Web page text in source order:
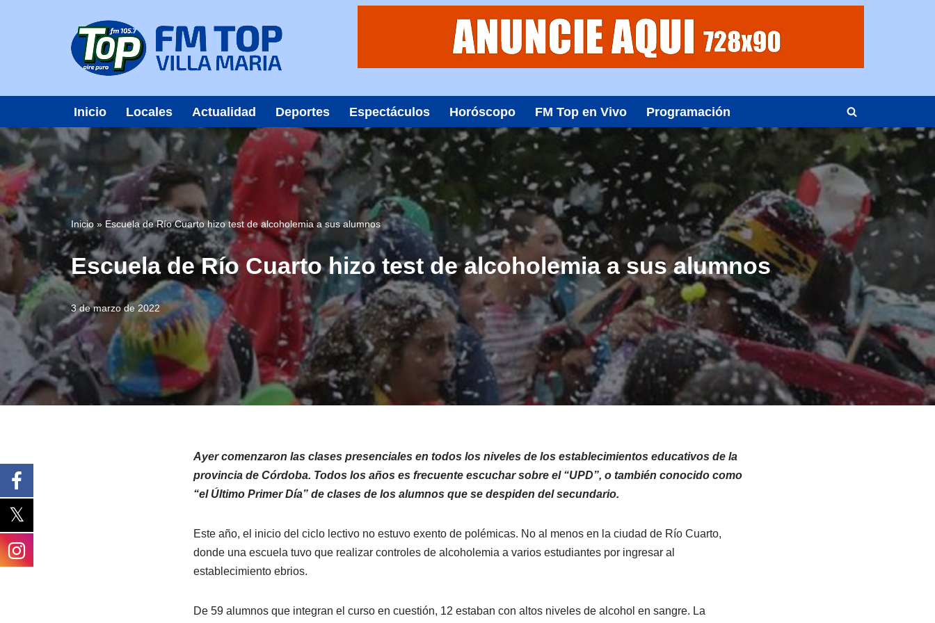
Inicio Locales Actualidad Deportes Espectáculos Horóscopo FM Top en Vivo Programación
Inicio » Escuela de Río Cuarto hizo test de alcoholemia a sus alumnos
Escuela de Río Cuarto hizo test de alcoholemia a sus alumnos
3 de marzo de 2022
Ayer comenzaron las clases presenciales en todos los niveles de los establecimientos educativos de la
provincia de Córdoba. Todos los años es frecuente escuchar sobre el “UPD”, o también conocido como
“el Último Primer Día” de clases de los alumnos que se despiden del secundario.
Este año, el inicio del ciclo lectivo no estuvo exento de polémicas. No al menos en la ciudad de Río Cuarto,
donde una escuela tuvo que realizar controles de alcoholemia a varios estudiantes por ingresar al
establecimiento ebrios.
De 59 alumnos que integran el curso en cuestión, 12 estaban con altos niveles de alcohol en sangre. La